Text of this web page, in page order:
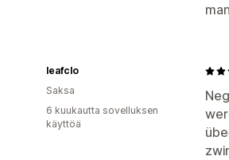
leafclo
Saksa
6 kuukautta sovelluksen
käyttöä